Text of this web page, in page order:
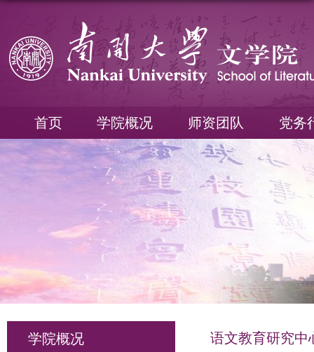
首页 学院概况 师资团队 党务
学院概况 语文教育研究中